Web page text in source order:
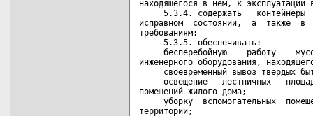
находящегося в нем, к эксплуатации
5.3.4. содержать   контейнеры
исправном  состоянии,  а  также  в
требованиям;
     5.3.5. обеспечивать:
бесперебойную    работу
инженерного оборудования,
своевременный вывоз твердых
освещение   лестничных
помещений жилого дома;
уборку  вспомогательных
территории;